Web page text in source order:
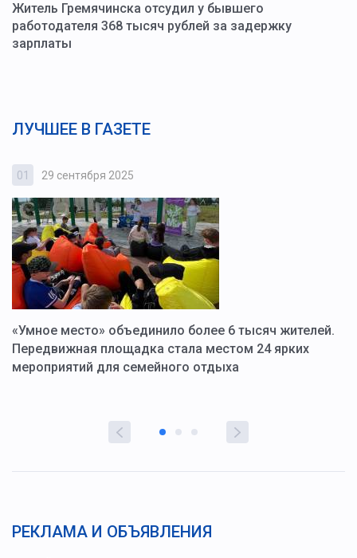
Житель Гремячинска отсудил у бывшего
работодателя 368 тысяч рублей за задержку
зарплаты
ЛУЧШЕЕ В ГАЗЕТЕ
01 29 сентября 2025
«Умное место» объединило более 6 тысяч жителей.
Передвижная площадка стала местом 24 ярких
мероприятий для семейного отдыха
РЕКЛАМА И ОБЪЯВЛЕНИЯ